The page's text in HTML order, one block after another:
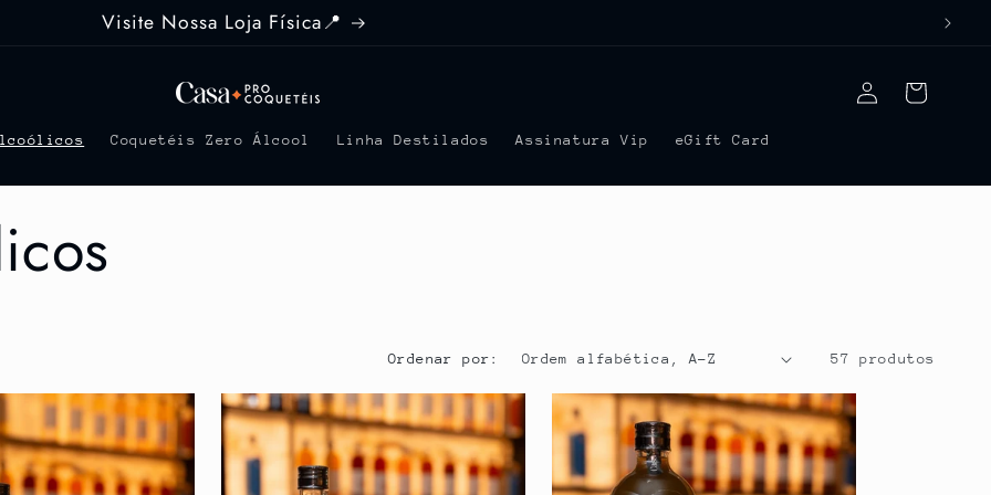
GRATUITA NOS PEDIDOS ACIMA DE R$499
Coquetéis Zero Álcool Linha Destilados Assinatura Vip eGift Card
Fazer
login
Carrinho
Ordenar por: 57 produtos